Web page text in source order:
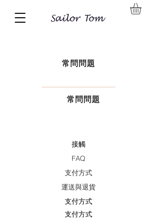
常問問題
常問問題
接觸
FAQ
支付方式
運送與退貨
支付方式
支付方式